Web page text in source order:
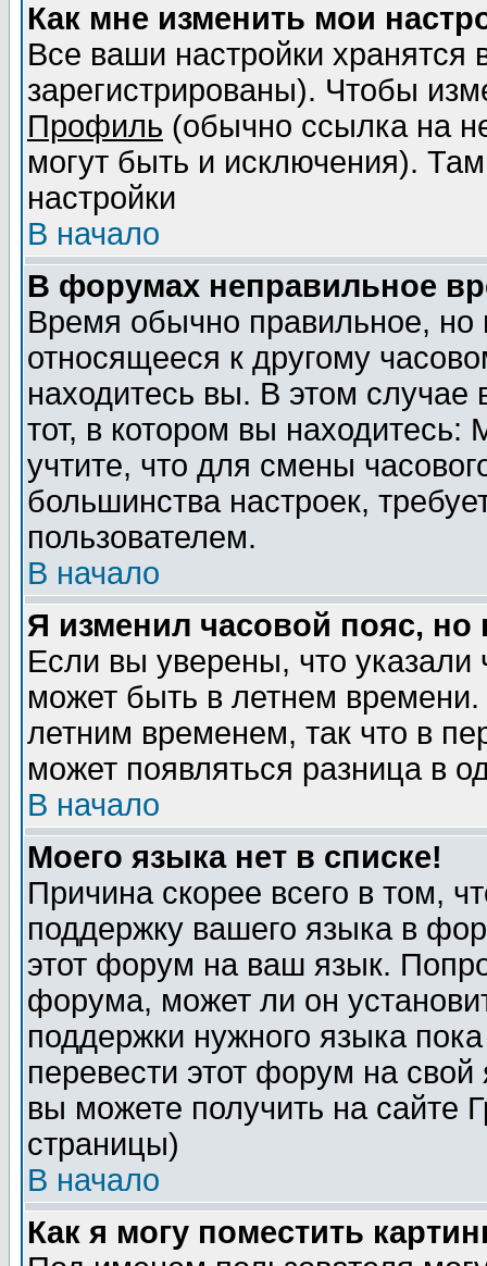
Как мне изменить мои
Все ваши настройки
зарегистрированы). Чтобы
Профиль (обычно ссылка на
могут быть и исключения).
настройки
В начало
В форумах неправильное
Время обычно правильное,
относящееся к другому
находитесь вы. В этом
тот, в котором вы
учтите, что для смены
большинства настроек,
пользователем.
В начало
Я изменил часовой пояс,
Если вы уверены, что указали
может быть в летнем
летним временем, так что в
может появляться разница в
В начало
Моего языка нет в списке!
Причина скорее всего в том,
поддержку вашего языка в
этот форум на ваш язык.
форума, может ли он
поддержки нужного языка
перевести этот форум на
вы можете получить на сайте
страницы)
В начало
Как я могу поместить